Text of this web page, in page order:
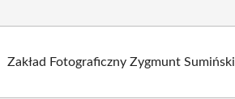
Zakład Fotograficzny Zygmunt Sumiński